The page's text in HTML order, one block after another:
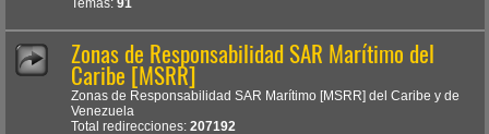
Temas: 91
Zonas de Responsabilidad SAR Marítimo del
Caribe [MSRR]
Zonas de Responsabilidad SAR Marítimo [MSRR] del Caribe y de
Venezuela
Total redirecciones: 207192